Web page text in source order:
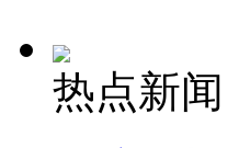
热点新闻